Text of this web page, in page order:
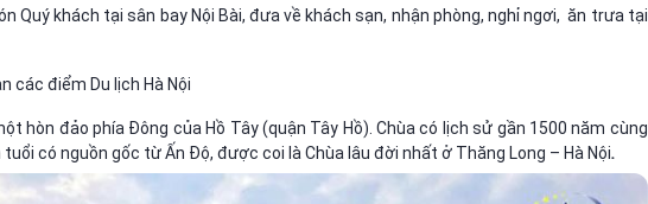
Quý khách tại sân bay Nội Bài, đưa về khách sạn, nhận phòng, nghỉ ngơi, ăn trưa tại
các điểm Du lịch Hà Nội
hòn đảo phía Đông của Hồ Tây (quận Tây Hồ). Chùa có lịch sử gần 1500 năm cùng
có nguồn gốc từ Ấn Độ, được coi là Chùa lâu đời nhất ở Thăng Long – Hà Nội.